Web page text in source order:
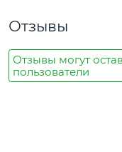
Отзывы
Отзывы могут
пользователи